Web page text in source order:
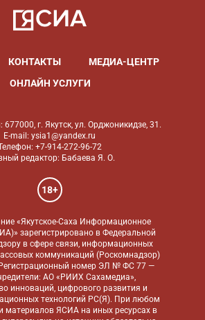
КОНТАКТЫ
МЕДИА-ЦЕНТР
ОНЛАЙН УСЛУГИ
677000, г. Якутск, ул. Орджоникидзе, 31.
E-mail: ysia1@yandex.ru
+7-914-272-96-72
редактор: Бабаева Я. О.
18+
«Якутское-Саха Информационное
зарегистрировано в Федеральной
в сфере связи, информационных
коммуникаций (Роскомнадзор)
номер ЭЛ № ФС 77 —
АО «РИИХ Сахамедиа»,
инноваций, цифрового развития и
технологий РС(Я). При любом
материалов ЯСИА на иных ресурсах в